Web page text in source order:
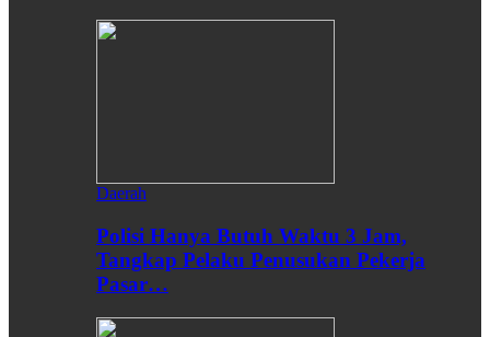
Daerah
Polisi Hanya Butuh Waktu 3 Jam,
Tangkap Pelaku Penusukan Pekerja
Pasar…